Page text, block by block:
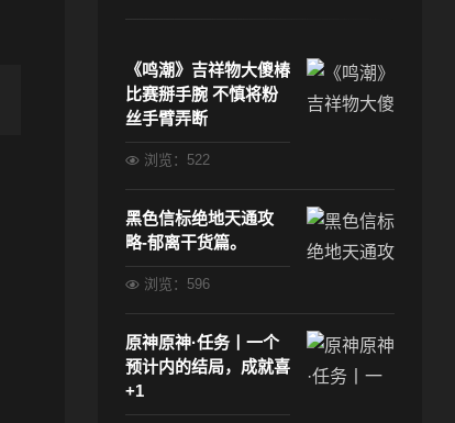
《鸣潮》吉祥物大傻椿
比赛掰手腕 不慎将粉
丝手臂弄断
浏览：522
黑色信标绝地天通攻
略-郁离干货篇。
浏览：596
原神原神·任务丨一个
预计内的结局，成就喜
+1